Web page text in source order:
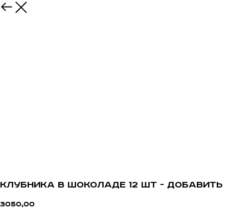
Клубника в шоколаде 12 шт - добавить
3050,00